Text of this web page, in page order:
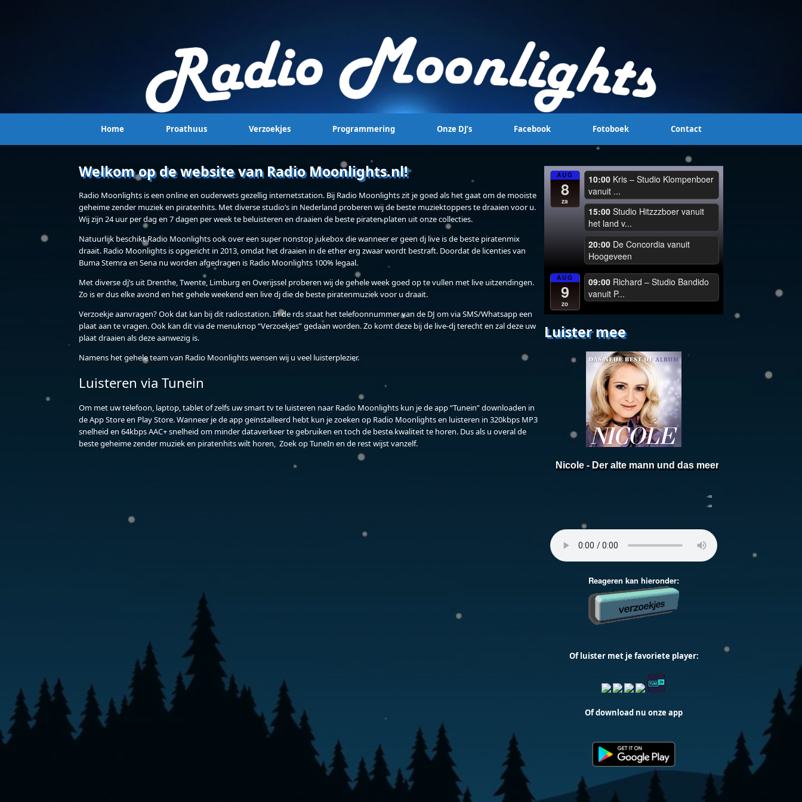
Home Proathuus Verzoekjes Programmering Onze DJ’s Facebook Fotoboek Contact
Welkom op de website van Radio Moonlights.nl!
Radio Moonlights is een online en ouderwets gezellig internetstation. Bij Radio Moonlights zit je goed als het gaat om de mooiste
geheime zender muziek en piratenhits. Met diverse studio’s in Nederland proberen wij de beste muziektoppers te draaien voor u.
Wij zijn 24 uur per dag en 7 dagen per week te beluisteren en draaien de beste piraten platen uit onze collecties.
Natuurlijk beschikt Radio Moonlights ook over een super nonstop jukebox die wanneer er geen dj live is de beste piratenmix
draait. Radio Moonlights is opgericht in 2013, omdat het draaien in de ether erg zwaar wordt bestraft. Doordat de licenties van
Buma Stemra en Sena nu worden afgedragen is Radio Moonlights 100% legaal.
Met diverse dj’s uit Drenthe, Twente, Limburg en Overijssel proberen wij de gehele week goed op te vullen met live uitzendingen.
Zo is er dus elke avond en het gehele weekend een live dj die de beste piratenmuziek voor u draait.
Verzoekje aanvragen? Ook dat kan bij dit radiostation. In de rds staat het telefoonnummer van de DJ om via SMS/Whatsapp een
plaat aan te vragen. Ook kan dit via de menuknop “Verzoekjes” gedaan worden. Zo komt deze bij de live-dj terecht en zal deze uw
plaat draaien als deze aanwezig is.
Namens het gehele team van Radio Moonlights wensen wij u veel luisterplezier.
Luisteren via Tunein
Om met uw telefoon, laptop, tablet of zelfs uw smart tv te luisteren naar Radio Moonlights kun je de app “Tunein” downloaden in
de App Store en Play Store. Wanneer je de app geïnstalleerd hebt kun je zoeken op Radio Moonlights en luisteren in 320kbps MP3
snelheid en 64kbps AAC+ snelheid om minder dataverkeer te gebruiken en toch de beste kwaliteit te horen. Dus als u overal de
beste geheime zender muziek en piratenhits wilt horen, Zoek op TuneIn en de rest wijst vanzelf.
AUG
8
za
10:00 Kris – Studio Klompenboer
vanuit ...
15:00 Studio Hitzzzboer vanuit
het land v...
20:00 De Concordia vanuit
Hoogeveen
AUG
9
zo
09:00 Richard – Studio Bandido
vanuit P...
Luister mee
Of luister met je favoriete player:
Of download nu onze app